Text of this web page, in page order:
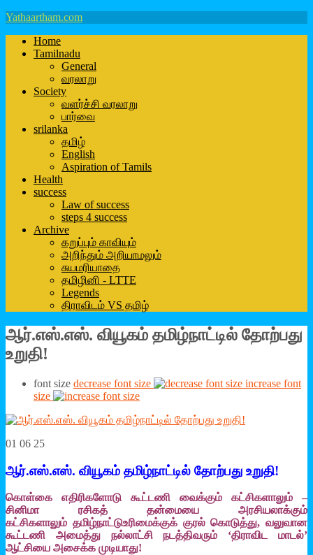
Yathaartham.com
Home
Tamilnadu
General
வரலாறு
Society
வளர்ச்சி வரலாறு
பார்வை
srilanka
தமிழ்
English
Aspiration of Tamils
Health
success
Law of success
steps 4 success
Archive
கறுப்பும் காவியும்
அறிந்தும் அறியாமலும்
சுயமரியாதை
தமிழினி - LTTE
Legends
திராவிடம் VS தமிழ்
ஆர்.எஸ்.எஸ். வியூகம் தமிழ்நாட்டில் தோற்பது
உறுதி!
font size decrease font size
increase font
size
01 06 25
ஆர்.எஸ்.எஸ். வியூகம் தமிழ்நாட்டில் தோற்பது உறுதி!
கொள்கை எதிரிகளோடு கூட்டணி வைக்கும் கட்சிகளாலும் –
சினிமா ரசிகத் தன்மையை அரசியலாக்கும்
கட்சிகளாலும் தமிழ்நாட்டுஉரிமைக்குக் குரல் கொடுத்து, வலுவான
கூட்டணி அமைத்து நல்லாட்சி நடத்திவரும் ‘திராவிட மாடல்’
ஆட்சியை அசைக்க முடியாது!